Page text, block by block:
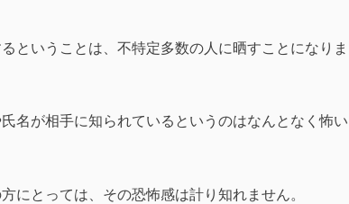
ということは、不特定多数の人に晒すことになりま
名が相手に知られているというのはなんとなく怖い
にとっては、その恐怖感は計り知れません。